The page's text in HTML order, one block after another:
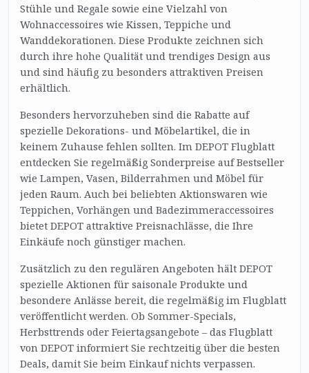
Stühle und Regale sowie eine Vielzahl von
Wohnaccessoires wie Kissen, Teppiche und
Wanddekorationen. Diese Produkte zeichnen sich
durch ihre hohe Qualität und trendiges Design aus
und sind häufig zu besonders attraktiven Preisen
erhältlich.
Besonders hervorzuheben sind die Rabatte auf
spezielle Dekorations- und Möbelartikel, die in
keinem Zuhause fehlen sollten. Im DEPOT Flugblatt
entdecken Sie regelmäßig Sonderpreise auf Bestseller
wie Lampen, Vasen, Bilderrahmen und Möbel für
jeden Raum. Auch bei beliebten Aktionswaren wie
Teppichen, Vorhängen und Badezimmeraccessoires
bietet DEPOT attraktive Preisnachlässe, die Ihre
Einkäufe noch günstiger machen.
Zusätzlich zu den regulären Angeboten hält DEPOT
spezielle Aktionen für saisonale Produkte und
besondere Anlässe bereit, die regelmäßig im Flugblatt
veröffentlicht werden. Ob Sommer-Specials,
Herbsttrends oder Feiertagsangebote – das Flugblatt
von DEPOT informiert Sie rechtzeitig über die besten
Deals, damit Sie beim Einkauf nichts verpassen.